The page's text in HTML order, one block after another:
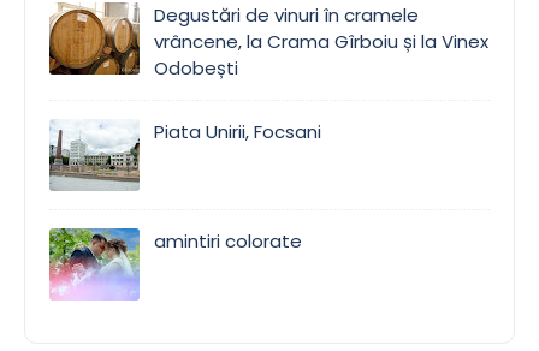
Degustări de vinuri în cramele
vrâncene, la Crama Gîrboiu și la Vinex
Odobești
Piata Unirii, Focsani
amintiri colorate